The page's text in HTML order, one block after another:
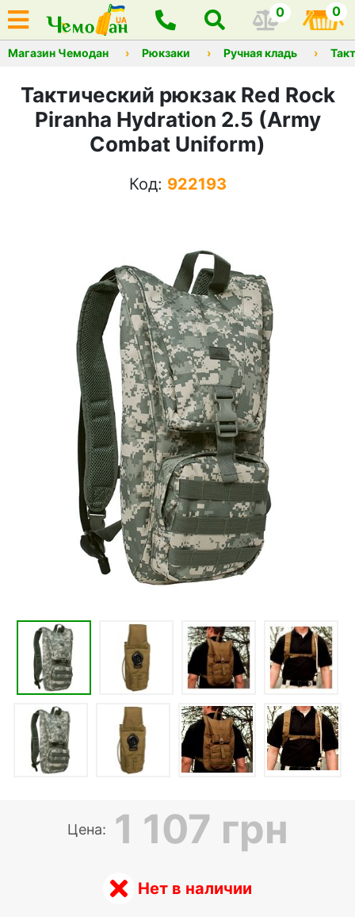
0 0
Магазин Чемодан Рюкзаки Ручная кладь
Тактический рюкзак Red Rock
Piranha Hydration 2.5 (Army
Combat Uniform)
Код: 922193
Цена: 1 107 грн
Нет в наличии